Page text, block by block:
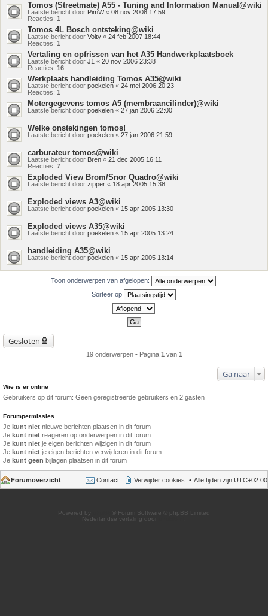
Tomos (Streetmate) A55 - Tuning and Information Manual@wiki
Laatste bericht door PimW« 08 nov 2008 17:59
Reacties: 1
Tomos 4L Bosch ontsteking@wiki
Laatste bericht door Volty « 24 feb 2007 18:44
Reacties: 1
Vertaling en opfrissen van het A35 Handwerkplaatsboek
Laatste bericht door J1 « 20 nov 2006 23:38
Reacties: 16
Werkplaats handleiding Tomos A35@wiki
Laatste bericht door poekelen « 24 mei 2006 20:23
Reacties: 1
Motergegevens tomos A5 (membraancilinder)@wiki
Laatste bericht door poekelen « 27 jan 2006 22:00
Welke onstekingen tomos!
Laatste bericht doorpoekelen « 27 jan 2006 21:59
carburateur tomos@wiki
Laatste bericht door Bren « 21 dec 2005 16:11
Reacties: 7
Exploded View Brom/Snor Quadro@wiki
Laatste bericht door zipper « 18 apr 2005 15:38
Exploded views A3@wiki
Laatste bericht door poekelen « 15 apr 2005 13:30
Exploded views A35@wiki
Laatste bericht door poekelen « 15 apr 2005 13:24
handleiding A35@wiki
Laatste bericht door poekelen « 15 apr 2005 13:14
Toon onderwerpen van afgelopen:
Sorteer op
Gesloten
19 onderwerpen • Pagina 1 van 1
Ga naar
Wie is er online
Gebruikers op dit forum: Geen geregistreerde gebruikers en 2 gasten
Forumpermissies
Je kunt niet nieuwe berichten plaatsen in dit forum
Je kunt niet reageren op onderwerpen in dit forum
Je kunt niet je eigen berichten wijzigen in dit forum
Je kunt niet je eigen berichten verwijderen in dit forum
Je kunt geen bijlagen plaatsen in dit forum
Forumoverzicht Alle tijden zijn UTC+02:00
Verwijder cookies
Contact
Powered by
® Forum Software © phpBB Limited
Nederlandse vertaling door